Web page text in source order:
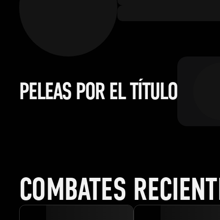
PELEAS POR EL TÍTULO
COMBATES